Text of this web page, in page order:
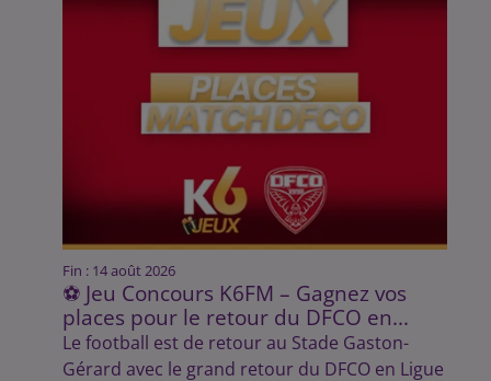
Fin : 14 août 2026
⚽ Jeu Concours K6FM – Gagnez vos
places pour le retour du DFCO en...
Le football est de retour au Stade Gaston-
Gérard avec le grand retour du DFCO en Ligue